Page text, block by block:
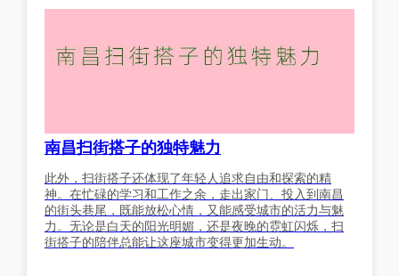
南昌扫街搭子的独特魅力
此外，扫街搭子还体现了年轻人追求自由和探索的精
神。在忙碌的学习和工作之余，走出家门、投入到南昌
的街头巷尾，既能放松心情，又能感受城市的活力与魅
力。无论是白天的阳光明媚，还是夜晚的霓虹闪烁，扫
街搭子的陪伴总能让这座城市变得更加生动。